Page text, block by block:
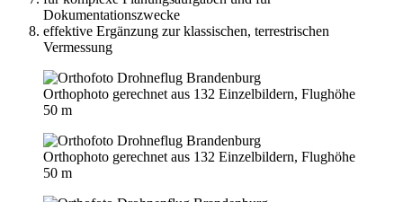
Dokumentationszwecke
effektive Ergänzung zur klassischen, terrestrischen
Vermessung
Orthophoto gerechnet aus 132 Einzelbildern, Flughöhe
50 m
Orthophoto gerechnet aus 132 Einzelbildern, Flughöhe
50 m